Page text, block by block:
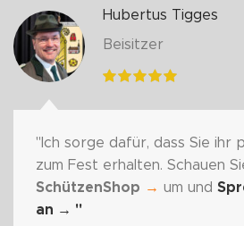
Hubertus Tigges
Beisitzer
"Ich sorge dafür, dass Sie ihr
zum Fest erhalten. Schauen
SchützenShop → um und
an → "